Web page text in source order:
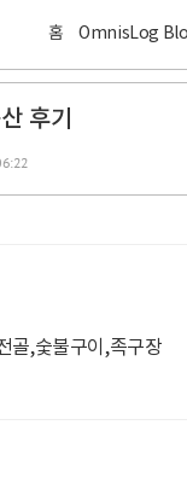
홈 OmnisLog
후기
골,숯불구이,족구장